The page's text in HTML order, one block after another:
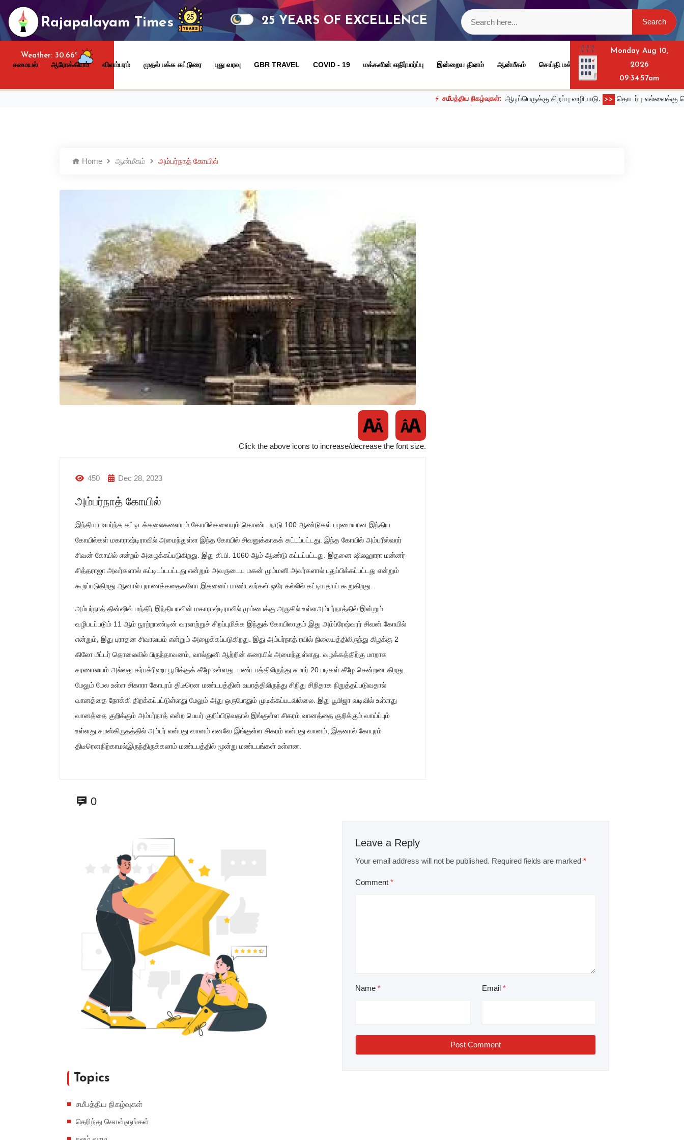
Rajapalayam Times 25 YEARS OF EXCELLENCE
Weather: 30.66c
சமையல் ஆரோக்கியம் விளம்பரம் முதல் பக்க கட்டுரை புது வரவு GBR TRAVEL COVID - 19 மக்களின் எதிர்பார்ப்பு இன்றைய தினம் ஆன்மீகம் செய்தி மக்கள் தொடர்பு அலுவலகம் விருதுநகர்
Monday Aug 10,
2026
09:34:57am
சமீபத்திய நிகழ்வுகள்: ஆடிப்பெருக்கு சிறப்பு வழிபாடு. >> தொடர்பு எல்லைக்கு வெளியே
Home ஆன்மீகம் அம்பர்நாத் கோயில்
Click the above icons to increase/decrease the font size.
450 Dec 28, 2023
அம்பர்நாத் கோயில்
இந்தியா உயர்ந்த கட்டிடக்கலைகளையும் கோயில்களையும் கொண்ட நாடு 100 ஆண்டுகள் பழமையான இந்திய
கோயில்கள் மகாராஷ்டிராவில் அமைந்துள்ள இந்த கோயில் சிவனுக்காகக் கட்டப்பட்டது. இந்த கோயில் அம்பரீஸ்வரர்
சிவன் கோயில் என்றம் அழைக்கப்படுகிறது. இது கி.பி. 1060 ஆம் ஆண்டு கட்டப்பட்டது. இதனை ஷிலஹாரா மன்னர்
சித்தராஜா அவர்களால் கட்டிடப்டபட்டது என்றும் அவருடைய மகன் மும்மனி அவர்களால் புதுப்பிக்கப்பட்டது என்றும்
கூறப்படுகிறது ஆனால் புராணக்கதைகளோ இதனைப் பாண்டவர்கள் ஒரே கல்லில் கட்டியதாய் கூறுகிறது.
அம்பர்நாத் தின்ஷிவ் மந்திர் இந்தியாவின் மகாராஷ்டிராவில் மும்பைக்கு அருகில் உள்ளஅம்பர்நாத்தில் இன்றும்
வழிபடப்படும் 11 ஆம் நூற்றாண்டின் வரலாற்றுச் சிறப்புமிக்க இந்துக் கோயிலாகும் இது அம்ப்ரேஷ்வரர் சிவன் கோயில்
என்றும், இது புராதன சிவாலயம் என்றும் அழைக்கப்படுகிறது. இது அம்பர்நாத் ரயில் நிலையத்திலிருந்து கிழக்கு 2
கிலோ மீட்டர் தொலைவில் பிருந்தாவனம், வால்துனி ஆற்றின் கரையில் அமைந்துள்ளது. வழக்கத்திற்கு மாறாக
சரணாலயம் அல்லது கர்பக்ரிஹா பூமிக்குக் கீழே உள்ளது. மண்டபத்திலிருந்து சுமார் 20 படிகள் கீழே சென்றடைகிறது.
மேலும் மேல உள்ள சிகாரா கோபுரம் திடீரென மண்டபத்தின் உயரத்திலிருந்து சிறிது சிறிதாக நிறுத்தப்படுவதால்
வானத்தை நோக்கி திறக்கப்பட்டுள்ளது மேலும் அது ஒருபோதும் முடிக்கப்படவில்லை. இது பூமிஜா வடிவில் உள்ளது
வானத்தை குறிக்கும் அம்பர்நாத் என்ற பெயர் குறிப்பிடுவதால் இங்குள்ள சிகரம் வானத்தை குறிக்கும் வாய்ப்பும்
உள்ளது சமஸ்கிருதத்தில் அம்பர் என்பது வானம் எனவே இங்குள்ள சிகரம் என்பது வானம், இதனால் கோபுரம்
திடீரெனநிற்காமல்இருந்திருக்கலாம் மண்டபத்தில் மூன்று மண்டபங்கள் உள்ளன.
0
Leave a Reply
Your email address will not be published. Required fields are marked *
Comment *
Name * Email *
Post Comment
Topics
சமீபத்திய நிகழ்வுகள்
தெரிந்து கொள்ளுங்கள்